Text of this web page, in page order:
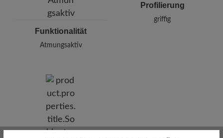
Funktionalität
Atmungsaktiv
Profilierung
griffig